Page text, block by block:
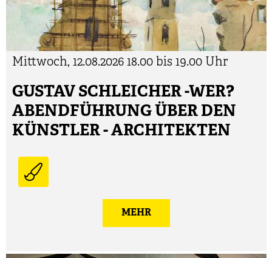
Mittwoch, 12.08.2026 18.00 bis 19.00 Uhr
GUSTAV SCHLEICHER -WER?
ABENDFÜHRUNG ÜBER DEN
KÜNSTLER - ARCHITEKTEN
MEHR